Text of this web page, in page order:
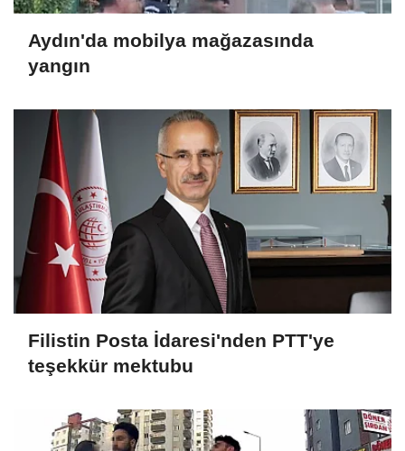
Aydın'da mobilya mağazasında
yangın
Filistin Posta İdaresi'nden PTT'ye
teşekkür mektubu